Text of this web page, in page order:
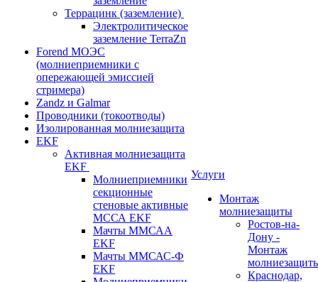
Террацинк (заземление)
Электролитическое
заземление TerraZn
Forend МОЭС
(молниеприемники с
опережающей эмиссией
стримера)
Zandz и Galmar
Проводники (токоотводы)
Изолированная молниезащита
EKF
Активная молниезащита
EKF
Молниеприемники
секционные
стеновые активные
МССА EKF
Мачты ММСАА
EKF
Мачты ММСАС-Ф
EKF
Услуги
Монтаж
молниезащиты
Ростов-на-
Дону -
Монтаж
Краснодар,